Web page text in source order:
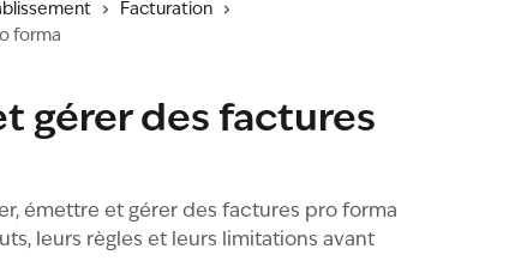
Facturation
forma
gérer des factures
émettre et gérer des factures pro forma
leurs règles et leurs limitations avant